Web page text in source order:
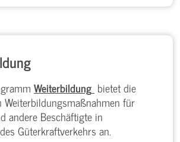
Weiterbildung bietet die
Weiterbildungsmaßnahmen für
andere Beschäftigte in
Güterkraftverkehrs an.